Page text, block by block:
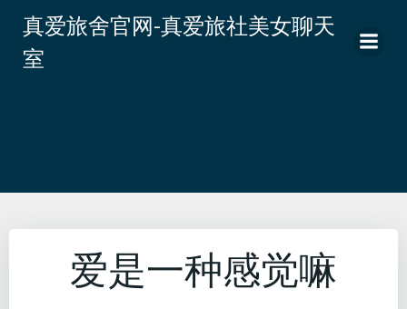
转
真爱旅舍官网-真爱旅社美女聊天
室
爱是一种感觉嘛